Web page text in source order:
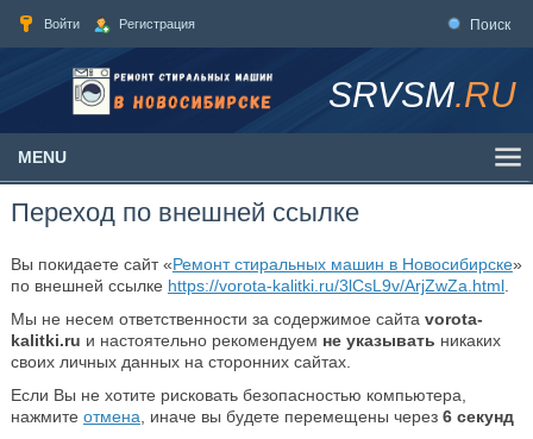
Войти Регистрация Поиск
SRVSM.RU
MENU
Переход по внешней ссылке
Вы покидаете сайт «Ремонт стиральных машин в Новосибирске»
по внешней ссылке https://vorota-kalitki.ru/3lCsL9v/ArjZwZa.html.
Мы не несем ответственности за содержимое сайта vorota-
kalitki.ru и настоятельно рекомендуем не указывать никаких
своих личных данных на сторонних сайтах.
Если Вы не хотите рисковать безопасностью компьютера,
нажмите отмена , иначе вы будете перемещены через 6секунд